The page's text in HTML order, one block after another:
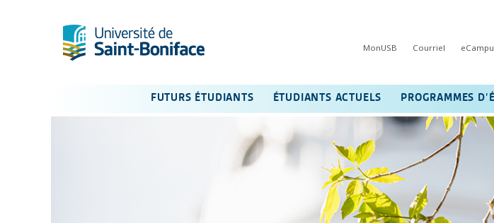
MonUSB Courriel
FUTURS ÉTUDIANTS ÉTUDIANTS ACTUELS PROGRAMMES